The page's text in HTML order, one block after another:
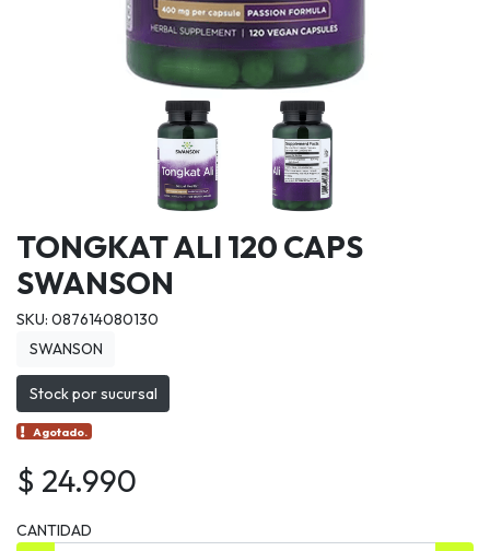
TONGKAT ALI 120 CAPS
SWANSON
SKU: 087614080130
SWANSON
Stock por sucursal
Agotado.
$ 24.990
CANTIDAD